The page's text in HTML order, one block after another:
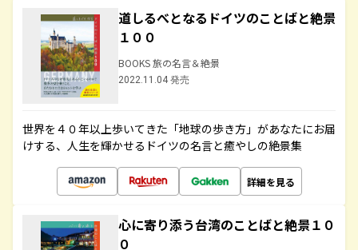
道しるべとなるドイツのことばと絶景
１００
BOOKS 旅の名言＆絶景
2022.11.04 発売
世界を４０年以上歩いてきた「地球の歩き方」があなたにお届
けする、人生を輝かせるドイツの名言と癒やしの絶景集
詳細を見る
心に寄り添う台湾のことばと絶景１０
０